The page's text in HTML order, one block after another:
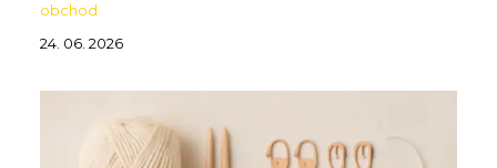
obchod
24. 06. 2026